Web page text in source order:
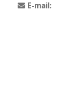
E-mail: